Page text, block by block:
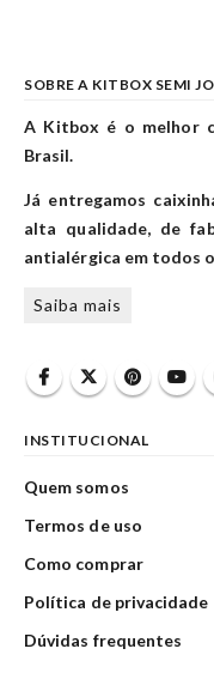
SOBRE A KITBOX SEMI
A Kitbox é o melhor
Brasil.
Já entregamos
alta qualidade, de
antialérgica em todos
Saiba mais
INSTITUCIONAL
Quem somos
Termos de uso
Como comprar
Política de privacidade
Dúvidas frequentes